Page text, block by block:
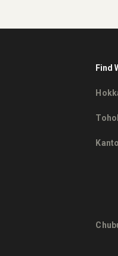
Find
Kanto